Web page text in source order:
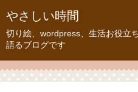
やさしい時間
切り絵、wordpress、生活お役立
語るブログです